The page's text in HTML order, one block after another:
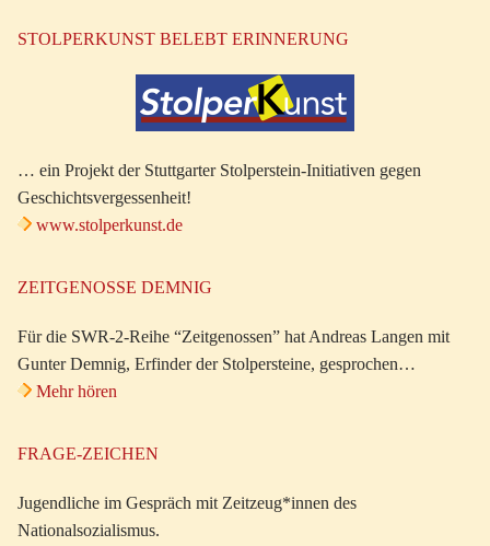
STOLPERKUNST BELEBT ERINNERUNG
… ein Projekt der Stuttgarter Stolperstein-Initiativen gegen
Geschichtsvergessenheit!
www.stolperkunst.de
ZEITGENOSSE DEMNIG
Für die SWR-2-Reihe “Zeitgenossen” hat Andreas Langen mit
Gunter Demnig, Erfinder der Stolpersteine, gesprochen…
Mehr hören
FRAGE-ZEICHEN
Jugendliche im Gespräch mit Zeitzeug*innen des
Nationalsozialismus.